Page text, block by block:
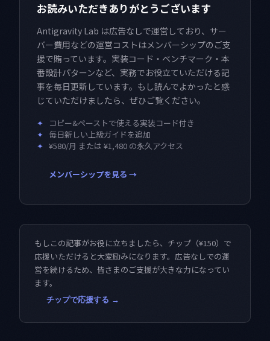
お読みいただきありがとうございます
Antigravity Lab は広告なしで運営しており、サー
バー費用などの運営コストはメンバーシップのご支
援で賄っています。実装コード・ベンチマーク・本
番設計パターンなど、実務でお役立ていただける記
事を毎日更新しています。もし読んでよかったと感
じていただけましたら、ぜひご覧ください。
✦
コピー&ペーストで使える実装コード付き
✦ 毎日新しい上級ガイドを追加
✦ ¥580/月 または ¥1,480 の永久アクセス
メンバーシップを見る →
もしこの記事がお役に立ちましたら、チップ（¥150）で
応援いただけると大変励みになります。広告なしでの運
営を続けるため、皆さまのご支援が大きな力になってい
ます。
チップで応援する →